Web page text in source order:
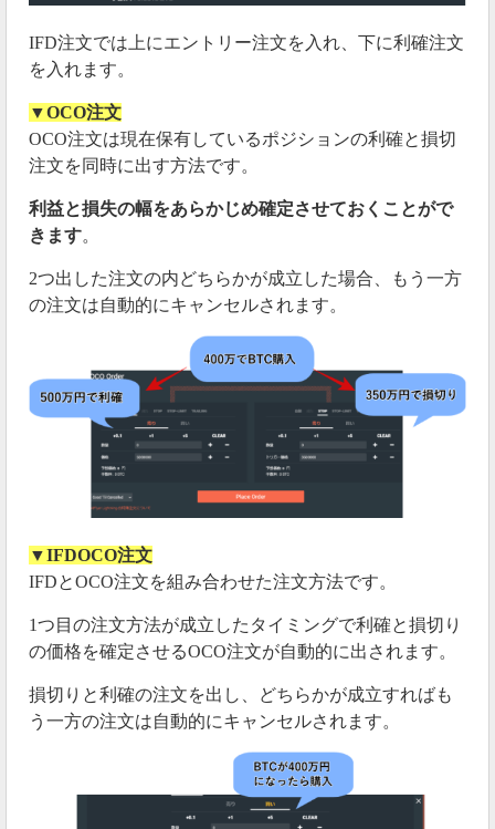
IFD注文では上にエントリー注文を入れ、下に利確注文
を入れます。
▼OCO注文
OCO注文は現在保有しているポジションの利確と損切
注文を同時に出す方法です。
利益と損失の幅をあらかじめ確定させておくことがで
きます。
2つ出した注文の内どちらかが成立した場合、もう一方
の注文は自動的にキャンセルされます。
▼IFDOCO注文
IFDとOCO注文を組み合わせた注文方法です。
1つ目の注文方法が成立したタイミングで利確と損切り
の価格を確定させるOCO注文が自動的に出されます。
損切りと利確の注文を出し、どちらかが成立すればも
う一方の注文は自動的にキャンセルされます。